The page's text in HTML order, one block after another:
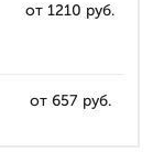
от 1210 руб.
от 657 руб.